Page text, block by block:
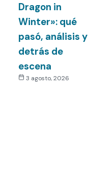
Dragon in
Winter»: qué
pasó, análisis y
detrás de
escena
3 agosto, 2026